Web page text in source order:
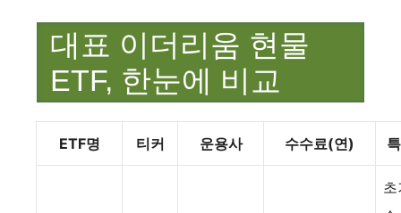
대표 이더리움 현물
ETF, 한눈에 비교
ETF명 티커 운용사 수수료(연)
초